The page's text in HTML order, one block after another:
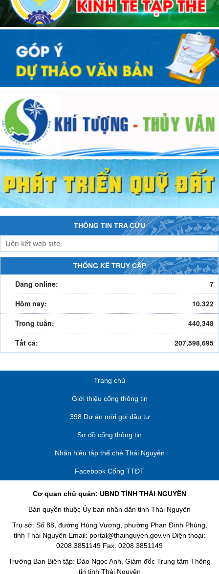
THÔNG TIN TRA CỨU
THỐNG KÊ TRUY CẬP
Đang online:
7
Hôm nay:
10,322
Trong tuần:
440,348
Tất cả:
207,598,695
Trang chủ
Giới thiệu cổng thông tin
398 Dự án mời gọi đầu tư
Sơ đồ cổng thông tin
Nhãn hiệu tập thể chè Thái Nguyên
Facebook Cổng TTĐT
Cơ quan chủ quản: UBND TỈNH THÁI NGUYÊN
Bản quyền thuộc Ủy ban nhân dân tỉnh Thái Nguyên
Trụ sở: Số 88, đường Hùng Vương, phường Phan Đình Phùng,
tỉnh Thái Nguyên Email: portal@thainguyen.gov.vn Điện thoại:
0208.3851149 Fax: 0208.3851149
Trưởng Ban Biên tập: Đào Ngọc Anh, Giám đốc Trung tâm Thông
tin tỉnh Thái Nguyên